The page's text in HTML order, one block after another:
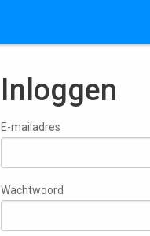
Inloggen
E-mailadres
Wachtwoord